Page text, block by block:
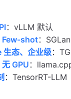
：vLLM 默认
Few-shot：
态、企业级：
GPU ：
：TensorRT-LLM